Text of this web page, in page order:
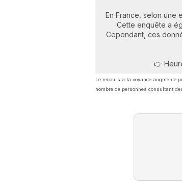
En France, selon une
Cette enquête a
Cependant, ces
👉
Le recours à la voyance augmente
nombre de personnes consultant